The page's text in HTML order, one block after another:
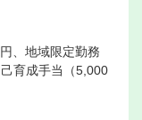
、地域限定勤務
育成手当（5,000